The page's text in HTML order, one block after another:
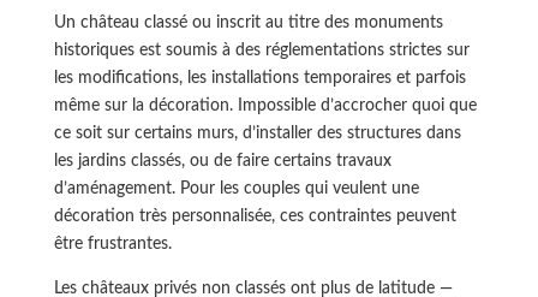
Un château classé ou inscrit au titre des monuments
historiques est soumis à des réglementations strictes sur
les modifications, les installations temporaires et parfois
même sur la décoration. Impossible d’accrocher quoi que
ce soit sur certains murs, d’installer des structures dans
les jardins classés, ou de faire certains travaux
d’aménagement. Pour les couples qui veulent une
décoration très personnalisée, ces contraintes peuvent
être frustrantes.
Les châteaux privés non classés ont plus de latitude —